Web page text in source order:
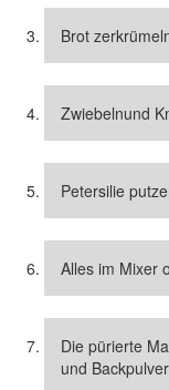
Brot
Zwiebelnund
Petersilie
Alles im Mixer
Die pürierte
und